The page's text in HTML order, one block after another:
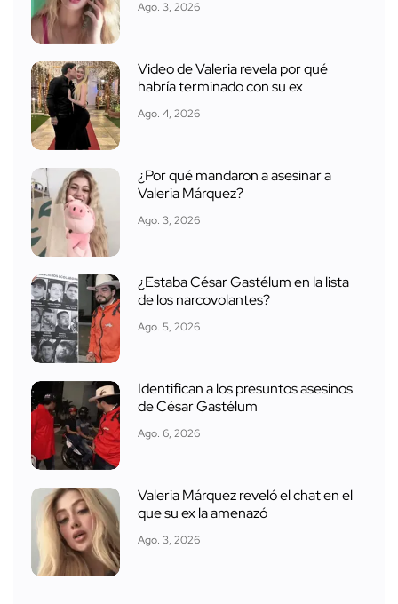
Ago. 3, 2026
Video de Valeria revela por qué
habría terminado con su ex
Ago. 4, 2026
¿Por qué mandaron a asesinar a
Valeria Márquez?
Ago. 3, 2026
¿Estaba César Gastélum en la lista
de los narcovolantes?
Ago. 5, 2026
Identifican a los presuntos asesinos
de César Gastélum
Ago. 6, 2026
Valeria Márquez reveló el chat en el
que su ex la amenazó
Ago. 3, 2026